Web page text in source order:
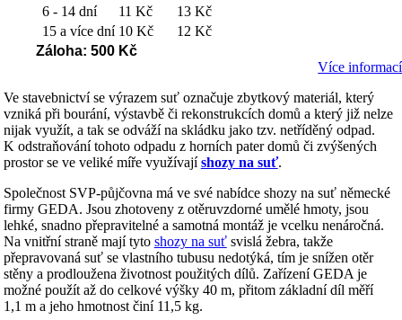
6 - 14 dní
11 Kč
13 Kč
15 a více dní 10 Kč
12 Kč
Záloha: 500 Kč
Více informací
Ve stavebnictví se výrazem suť označuje zbytkový materiál, který
vzniká při bourání, výstavbě či rekonstrukcích domů a který již nelze
nijak využít, a tak se odváží na skládku jako tzv. netříděný odpad.
K odstraňování tohoto odpadu z horních pater domů či zvýšených
prostor se ve veliké míře využívajíshozy na suť.
Společnost SVP-půjčovna má ve své nabídce shozy na suť německé
firmy GEDA. Jsou zhotoveny z otěruvzdorné umělé hmoty, jsou
lehké, snadno přepravitelné a samotná montáž je vcelku nenáročná.
Na vnitřní straně mají tyto shozy na suťsvislá žebra, takže
přepravovaná suť se vlastního tubusu nedotýká, tím je snížen otěr
stěny a prodloužena životnost použitých dílů. Zařízení GEDA je
možné použít až do celkové výšky 40 m, přitom základní díl měří
1,1 m a jeho hmotnost činí 11,5 kg.